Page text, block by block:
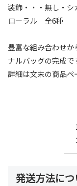
装飾・・・無し・シ
ローラル 全6種
豊富な組み合わせ
ナルバッグの完成で
詳細は文末の商品ペ
発送方法につ